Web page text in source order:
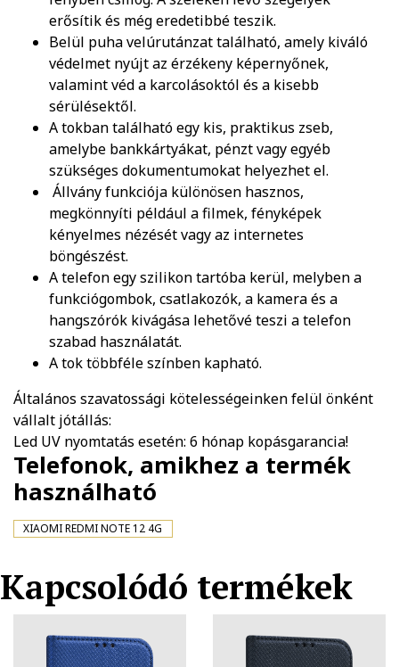
erősítik és még eredetibbé teszik.
Belül puha velúrutánzat található, amely kiváló
védelmet nyújt az érzékeny képernyőnek,
valamint véd a karcolásoktól és a kisebb
sérülésektől.
A tokban található egy kis, praktikus zseb,
amelybe bankkártyákat, pénzt vagy egyéb
szükséges dokumentumokat helyezhet el.
Állvány funkciója különösen hasznos,
megkönnyíti például a filmek, fényképek
kényelmes nézését vagy az internetes
böngészést.
A telefon egy szilikon tartóba kerül, melyben a
funkciógombok, csatlakozók, a kamera és a
hangszórók kivágása lehetővé teszi a telefon
szabad használatát.
A tok többféle színben kapható.
Általános szavatossági kötelességeinken felül önként
vállalt jótállás:
Led UV nyomtatás esetén: 6 hónap kopásgarancia!
Telefonok, amikhez a termék
használható
XIAOMI REDMI NOTE 12 4G
Kapcsolódó termékek